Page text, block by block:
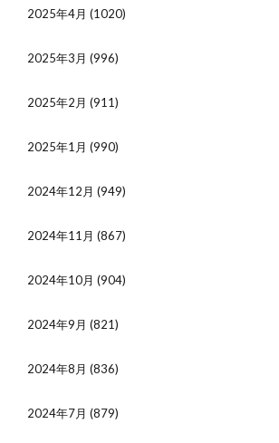
2025年4月 (1020)
2025年3月 (996)
2025年2月 (911)
2025年1月 (990)
2024年12月 (949)
2024年11月 (867)
2024年10月 (904)
2024年9月 (821)
2024年8月 (836)
2024年7月 (879)